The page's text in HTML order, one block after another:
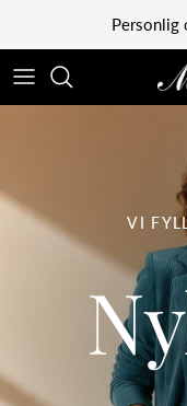
Vidare till innehållPersonlig
VI